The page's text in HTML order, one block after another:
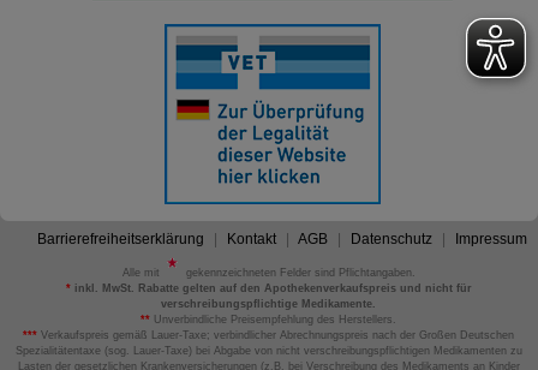
Barrierefreiheitserklärung Kontakt AGB Datenschutz Impressum
Alle mit
gekennzeichneten Felder sind Pflichtangaben.
*inkl. MwSt. Rabatte gelten auf den Apothekenverkaufspreis und nicht für
verschreibungspflichtige Medikamente.
** Unverbindliche Preisempfehlung des Herstellers.
*** Verkaufspreis gemäß Lauer-Taxe; verbindlicher Abrechnungspreis nach der Großen Deutschen
Spezialitätentaxe (sog. Lauer-Taxe) bei Abgabe von nicht verschreibungspflichtigen Medikamenten zu
Lasten der gesetzlichen Krankenversicherungen (z.B. bei Verschreibung des Medikaments an Kinder